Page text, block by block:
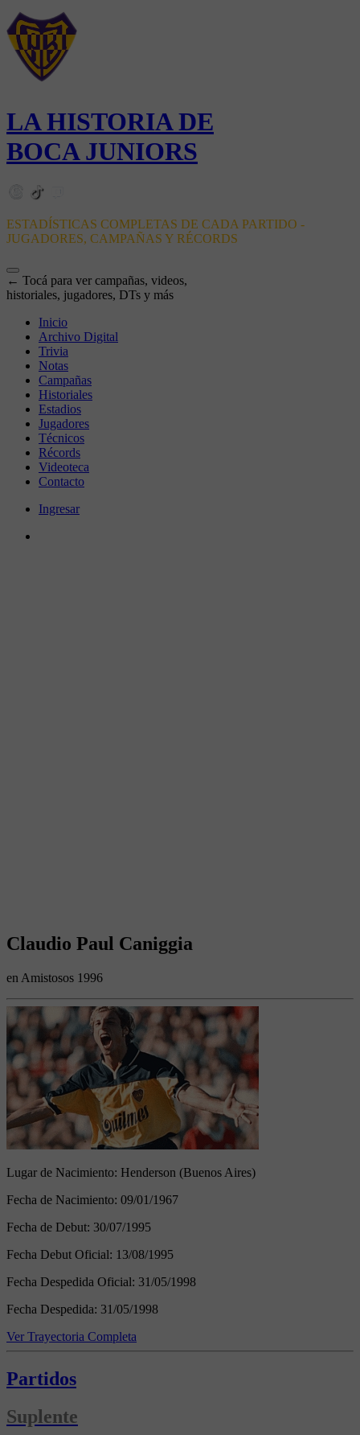
LA HISTORIA DE
BOCA JUNIORS
ESTADÍSTICAS COMPLETAS DE CADA PARTIDO -
JUGADORES, CAMPAÑAS Y RÉCORDS
← Tocá para ver campañas, videos,
historiales, jugadores, DTs y más
Inicio
Archivo Digital
Trivia
Notas
Campañas
Historiales
Estadios
Jugadores
Técnicos
Récords
Videoteca
Contacto
Ingresar
Claudio Paul Caniggia
en Amistosos 1996
Lugar de Nacimiento: Henderson (Buenos Aires)
Fecha de Nacimiento: 09/01/1967
Fecha de Debut: 30/07/1995
Fecha Debut Oficial: 13/08/1995
Fecha Despedida Oficial: 31/05/1998
Fecha Despedida: 31/05/1998
Ver Trayectoria Completa
Partidos
Suplente